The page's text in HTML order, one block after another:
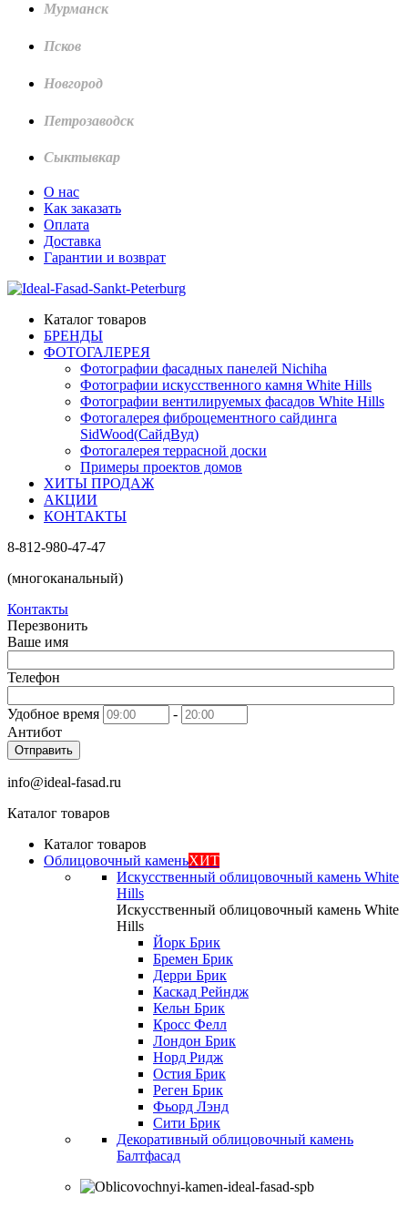
Мурманск
Псков
Новгород
Петрозаводск
Сыктывкар
О нас
Как заказать
Оплата
Доставка
Гарантии и возврат
Каталог товаров
БРЕНДЫ
ФОТОГАЛЕРЕЯ
Фотографии фасадных панелей Nichiha
Фотографии искусственного камня White Hills
Фотографии вентилируемых фасадов White Hills
Фотогалерея фиброцементного сайдинга
SidWood(СайдВуд)
Фотогалерея террасной доски
Примеры проектов домов
ХИТЫ ПРОДАЖ
АКЦИИ
КОНТАКТЫ
8-812-980-47-47
(многоканальный)
Контакты
Перезвонить
Ваше имя
Телефон
Удобное время
-
Антибот
Отправить
info@ideal-fasad.ru
Каталог товаров
Каталог товаров
Облицовочный каменьХИТ
Искусственный облицовочный камень White
Hills
Искусственный облицовочный камень White
Hills
Йорк Брик
Бремен Брик
Дерри Брик
Каскад Рейндж
Кельн Брик
Кросс Фелл
Лондон Брик
Норд Ридж
Остия Брик
Реген Брик
Фьорд Лэнд
Сити Брик
Декоративный облицовочный камень
Балтфасад